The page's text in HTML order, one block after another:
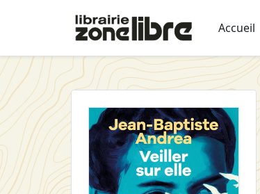
Accueil